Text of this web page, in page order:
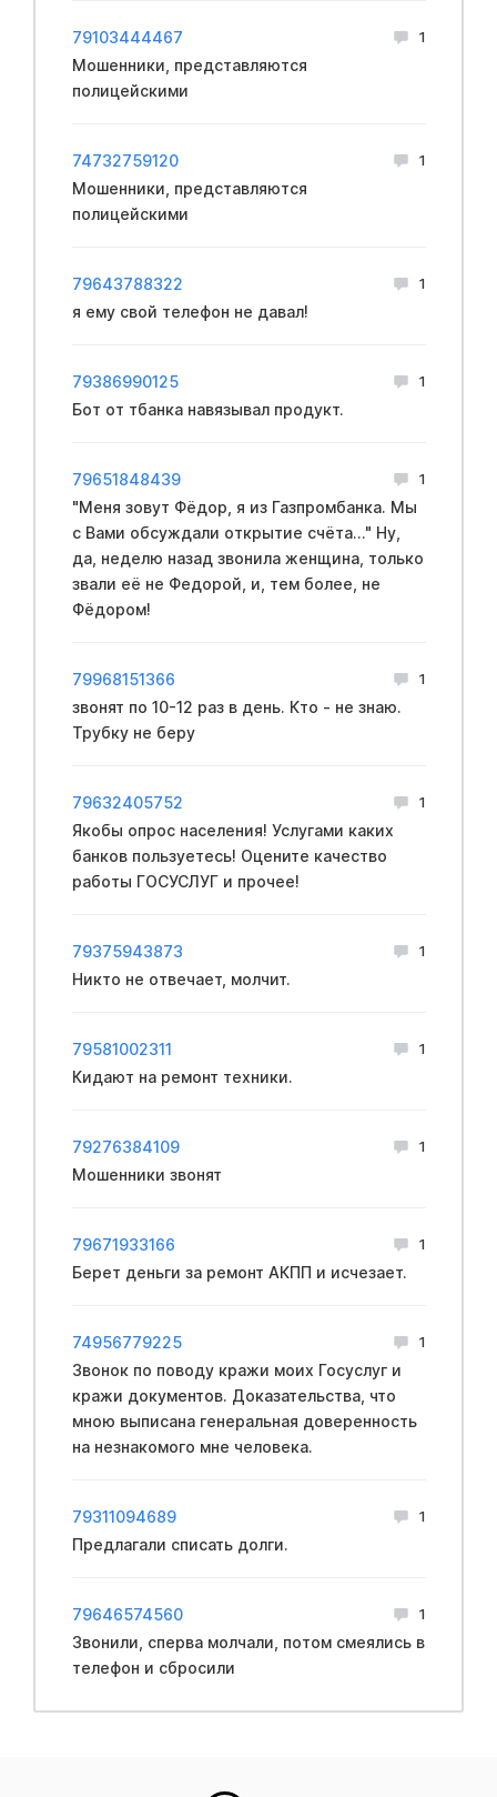
79103444467 1
Мошенники, представляются
полицейскими
74732759120 1
Мошенники, представляются
полицейскими
79643788322 1
я ему свой телефон не давал!
79386990125 1
Бот от тбанка навязывал продукт.
79651848439 1
"Меня зовут Фёдор, я из Газпромбанка. Мы
с Вами обсуждали открытие счёта..." Ну,
да, неделю назад звонила женщина, только
звали её не Федорой, и, тем более, не
Фёдором!
79968151366 1
звонят по 10-12 раз в день. Кто - не знаю.
Трубку не беру
79632405752 1
Якобы опрос населения! Услугами каких
банков пользуетесь! Оцените качество
работы ГОСУСЛУГ и прочее!
79375943873 1
Никто не отвечает, молчит.
79581002311 1
Кидают на ремонт техники.
79276384109 1
Мошенники звонят
79671933166 1
Берет деньги за ремонт АКПП и исчезает.
74956779225 1
Звонок по поводу кражи моих Госуслуг и
кражи документов. Доказательства, что
мною выписана генеральная доверенность
на незнакомого мне человека.
79311094689 1
Предлагали списать долги.
79646574560 1
Звонили, сперва молчали, потом смеялись в
телефон и сбросили